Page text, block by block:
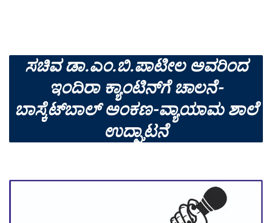
ಸಚಿವ ಡಾ.ಎಂ.ಬಿ.ಪಾಟೀಲ ಅವರಿಂದ
ಇಂದಿರಾ ಕ್ಯಾಂಟಿನ್‍ಗೆ ಚಾಲನೆ-
ಬಾಸ್ಕೆಟ್‍ಬಾಲ್ ಅಂಕಣ-ವ್ಯಾಯಾಮ ಶಾಲೆ
ಉದ್ಘಾಟನೆ